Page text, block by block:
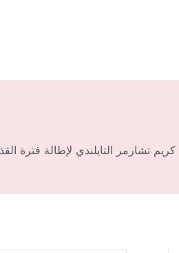
كريم تشارمر التايلندي لإطالة فترة